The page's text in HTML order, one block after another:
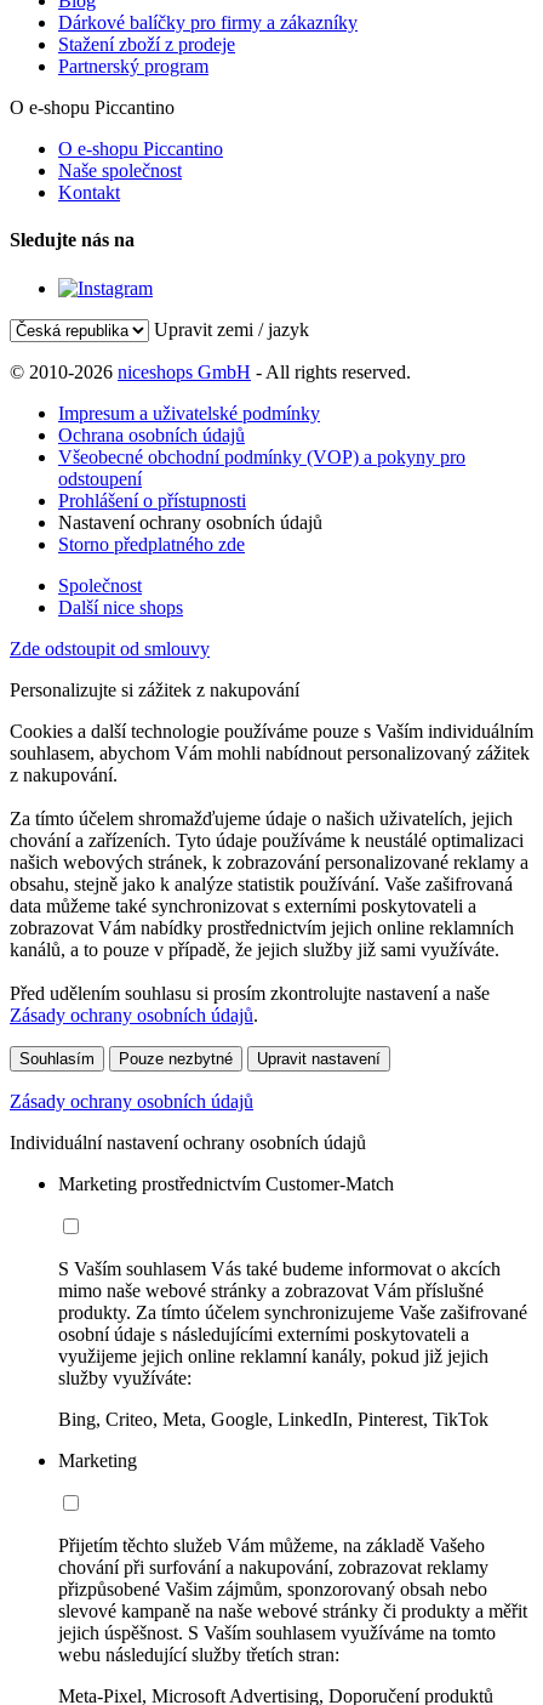
Dárkové balíčky pro firmy a zákazníky
Stažení zboží z prodeje
Partnerský program
O e-shopu Piccantino
O e-shopu Piccantino
Naše společnost
Kontakt
Sledujte nás na
Upravit zemi / jazyk
© 2010-2026 niceshops GmbH - All rights reserved.
Impresum a uživatelské podmínky
Ochrana osobních údajů
Všeobecné obchodní podmínky (VOP) a pokyny pro
odstoupení
Prohlášení o přístupnosti
Nastavení ochrany osobních údajů
Storno předplatného zde
Společnost
Další nice shops
Zde odstoupit od smlouvy
Personalizujte si zážitek z nakupování
Cookies a další technologie používáme pouze s Vaším individuálním
souhlasem, abychom Vám mohli nabídnout personalizovaný zážitek
z nakupování.
Za tímto účelem shromažďujeme údaje o našich uživatelích, jejich
chování a zařízeních. Tyto údaje používáme k neustálé optimalizaci
našich webových stránek, k zobrazování personalizované reklamy a
obsahu, stejně jako k analýze statistik používání. Vaše zašifrovaná
data můžeme také synchronizovat s externími poskytovateli a
zobrazovat Vám nabídky prostřednictvím jejich online reklamních
kanálů, a to pouze v případě, že jejich služby již sami využíváte.
Před udělením souhlasu si prosím zkontrolujte nastavení a naše
Zásady ochrany osobních údajů.
Souhlasím Pouze nezbytné Upravit nastavení
Zásady ochrany osobních údajů
Individuální nastavení ochrany osobních údajů
Marketing prostřednictvím Customer-Match
S Vaším souhlasem Vás také budeme informovat o akcích
mimo naše webové stránky a zobrazovat Vám příslušné
produkty. Za tímto účelem synchronizujeme Vaše zašifrované
osobní údaje s následujícími externími poskytovateli a
využijeme jejich online reklamní kanály, pokud již jejich
služby využíváte:
Bing, Criteo, Meta, Google, LinkedIn, Pinterest, TikTok
Marketing
Přijetím těchto služeb Vám můžeme, na základě Vašeho
chování při surfování a nakupování, zobrazovat reklamy
přizpůsobené Vašim zájmům, sponzorovaný obsah nebo
slevové kampaně na naše webové stránky či produkty a měřit
jejich úspěšnost. S Vaším souhlasem využíváme na tomto
webu následující služby třetích stran:
Meta-Pixel, Microsoft Advertising, Doporučení produktů